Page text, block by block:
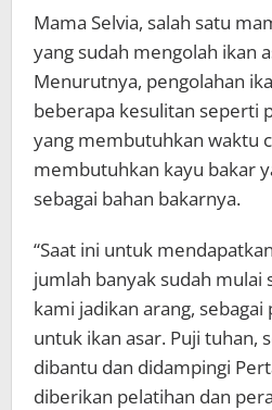
Mama Selvia, salah satu
yang sudah mengolah ikan
Menurutnya, pengolahan
beberapa kesulitan seperti
yang membutuhkan waktu
membutuhkan kayu bakar
sebagai bahan bakarnya.
“Saat ini untuk
jumlah banyak sudah mulai
kami jadikan arang,
untuk ikan asar. Puji tuhan,
dibantu dan didampingi
diberikan pelatihan dan